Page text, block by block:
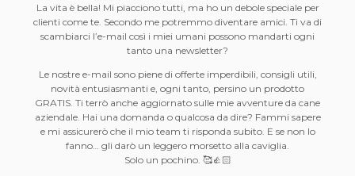
La vita è bella! Mi piacciono tutti, ma ho un debole speciale per
clienti come te. Secondo me potremmo diventare amici. Ti va di
scambiarci l’e-mail così i miei umani possono mandarti ogni
tanto una newsletter?
Le nostre e-mail sono piene di offerte imperdibili, consigli utili,
novità entusiasmanti e, ogni tanto, persino un prodotto
GRATIS. Ti terrò anche aggiornato sulle mie avventure da cane
aziendale. Hai una domanda o qualcosa da dire? Fammi sapere
e mi assicurerò che il mio team ti risponda subito. E se non lo
fanno… gli darò un leggero morsetto alla caviglia.
Solo un pochino. 🥰👍🏻